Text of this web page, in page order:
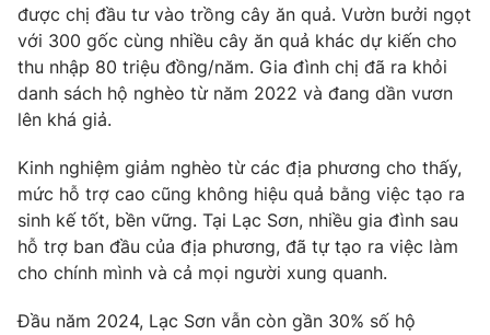
Photo Infographic
Video Shorts video
VTV Money VTV Thể thao
VTV Sức khoẻ Bất động sản
được chị đầu tư vào trồng cây ăn quả. Vườn bưởi ngọt
với 300 gốc cùng nhiều cây ăn quả khác dự kiến cho
thu nhập 80 triệu đồng/năm. Gia đình chị đã ra khỏi
danh sách hộ nghèo từ năm 2022 và đang dần vươn
lên khá giả.
Kinh nghiệm giảm nghèo từ các địa phương cho thấy,
mức hỗ trợ cao cũng không hiệu quả bằng việc tạo ra
sinh kế tốt, bền vững. Tại Lạc Sơn, nhiều gia đình sau
hỗ trợ ban đầu của địa phương, đã tự tạo ra việc làm
cho chính mình và cả mọi người xung quanh.
Đầu năm 2024, Lạc Sơn vẫn còn gần 30% số hộ